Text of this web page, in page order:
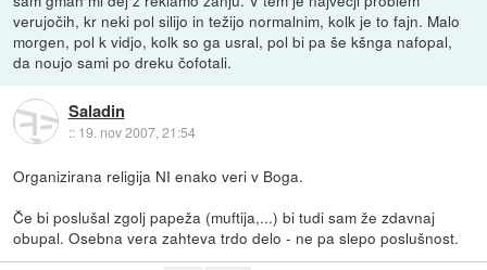
verujočih, kr neki pol silijo in težijo normalnim, kolk je to fajn. Malo
morgen, pol k vidjo, kolk so ga usral, pol bi pa še kšnga nafopal,
da noujo sami po dreku čofotali.
Saladin
:: 19. nov 2007, 21:54
Organizirana religija NI enako veri v Boga.
Če bi poslušal zgolj papeža (muftija,...) bi tudi sam že zdavnaj
obupal. Osebna vera zahteva trdo delo - ne pa slepo poslušnost.